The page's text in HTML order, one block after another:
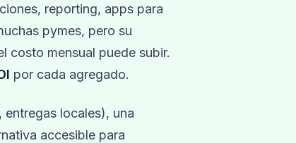
reporting, apps para
pymes, pero su
costo mensual puede subir.
por cada agregado.
locales), una
accesible para